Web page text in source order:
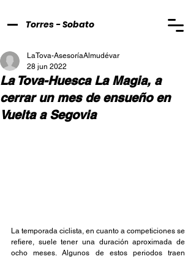
Torres - Sobato
La Tova-Huesca La Magia, a
cerrar un mes de ensueño en
Vuelta a Segovia
LaTova-AsesoríaAlmudévar
28 jun 2022
La temporada ciclista, en cuanto a competiciones se
refiere, suele tener una duración aproximada de
ocho meses. Algunos de estos periodos traen